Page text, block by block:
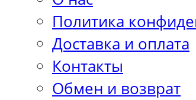
Политика
Доставка и оплата
Контакты
Обмен и возврат